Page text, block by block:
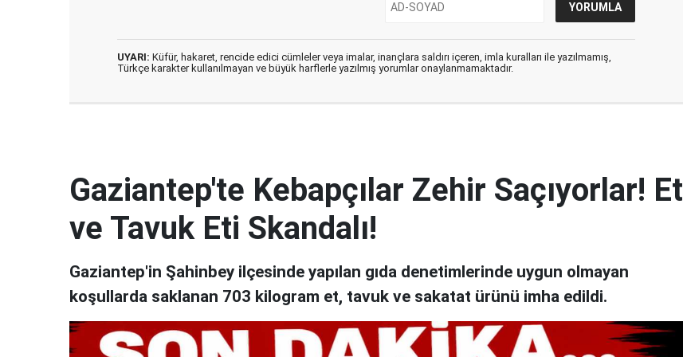
UYARI: Küfür, hakaret, rencide edici cümleler veya imalar, inançlara saldırı içeren, imla kuralları ile yazılmamış,
Türkçe karakter kullanılmayan ve büyük harflerle yazılmış yorumlar onaylanmamaktadır.
Gaziantep'te Kebapçılar Zehir Saçıyorlar! Et
ve Tavuk Eti Skandalı!
Gaziantep'in Şahinbey ilçesinde yapılan gıda denetimlerinde uygun olmayan
koşullarda saklanan 703 kilogram et, tavuk ve sakatat ürünü imha edildi.